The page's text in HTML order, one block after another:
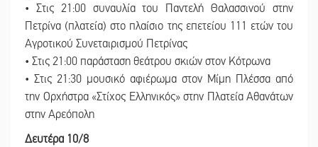
• Στις 21:00 συναυλία του Παντελή Θαλασσινού στην
Πετρίνα (πλατεία) στο πλαίσιο της επετείου 111 ετών του
Αγροτικού Συνεταιρισμού Πετρίνας
• Στις 21:00 παράσταση θεάτρου σκιών στον Κότρωνα
• Στις 21:30 μουσικό αφιέρωμα στον Μίμη Πλέσσα από
την Ορχήστρα «Στίχος Ελληνικός» στην Πλατεία Αθανάτων
στην Αρεόπολη
Δευτέρα 10/8